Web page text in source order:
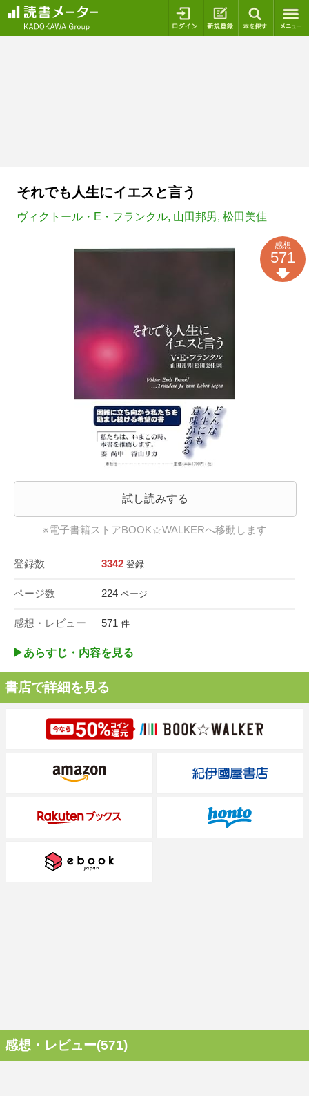
ログイン 新規登録
それでも人生にイエスと言う
ヴィクトール・E・フランクル, 山田邦男, 松田美佳
試し読みする
※電子書籍ストアBOOK☆WALKERへ移動します
登録数 3342 登録
ページ数 224 ページ
感想・レビュー 571 件
感想
571
▶︎あらすじ・内容を見る
書店で詳細を見る
感想・レビュー(571)